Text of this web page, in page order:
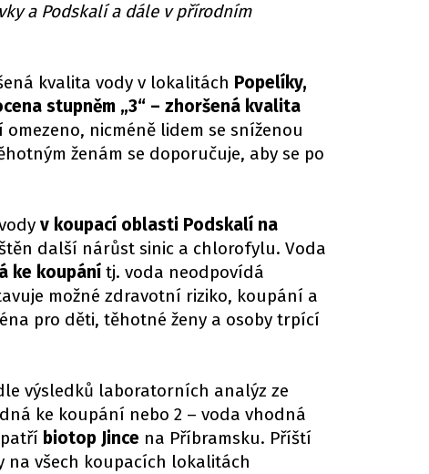
a Podskalí a dále v přírodním
kvalita vody v lokalitách Popelíky,
stupněm „3“ – zhoršená kvalita
nicméně lidem se sníženou
ženám se doporučuje, aby se po
v koupací oblasti Podskalí na
další nárůst sinic a chlorofylu. Voda
ke koupání tj. voda neodpovídá
možné zdravotní riziko, koupání a
pro děti, těhotné ženy a osoby trpící
výsledků laboratorních analýz ze
ke koupání nebo 2 – voda vhodná
biotop Jince na Příbramsku. Příští
všech koupacích lokalitách